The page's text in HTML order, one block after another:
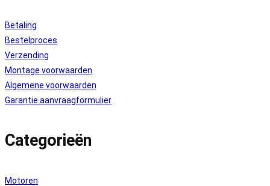
Betaling
Bestelproces
Verzending
Montage voorwaarden
Algemene voorwaarden
Garantie aanvraagformulier
Categorieën
Motoren